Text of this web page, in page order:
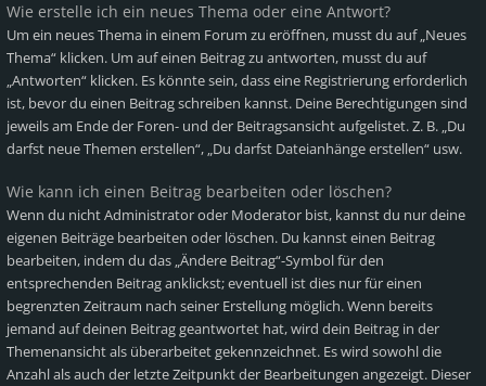
Wie erstelle ich ein neues Thema oder eine Antwort?
Um ein neues Thema in einem Forum zu eröffnen, musst du auf „Neues
Thema“ klicken. Um auf einen Beitrag zu antworten, musst du auf
„Antworten“ klicken. Es könnte sein, dass eine Registrierung erforderlich
ist, bevor du einen Beitrag schreiben kannst. Deine Berechtigungen sind
jeweils am Ende der Foren- und der Beitragsansicht aufgelistet. Z. B. „Du
darfst neue Themen erstellen“, „Du darfst Dateianhänge erstellen“ usw.
Wie kann ich einen Beitrag bearbeiten oder löschen?
Wenn du nicht Administrator oder Moderator bist, kannst du nur deine
eigenen Beiträge bearbeiten oder löschen. Du kannst einen Beitrag
bearbeiten, indem du das „Ändere Beitrag“-Symbol für den
entsprechenden Beitrag anklickst; eventuell ist dies nur für einen
begrenzten Zeitraum nach seiner Erstellung möglich. Wenn bereits
jemand auf deinen Beitrag geantwortet hat, wird dein Beitrag in der
Themenansicht als überarbeitet gekennzeichnet. Es wird sowohl die
Anzahl als auch der letzte Zeitpunkt der Bearbeitungen angezeigt. Dieser